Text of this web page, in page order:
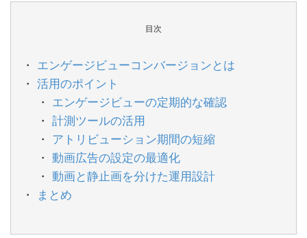
目次
エンゲージビューコンバージョンとは
活用のポイント
エンゲージビューの定期的な確認
計測ツールの活用
アトリビューション期間の短縮
動画広告の設定の最適化
動画と静止画を分けた運用設計
まとめ